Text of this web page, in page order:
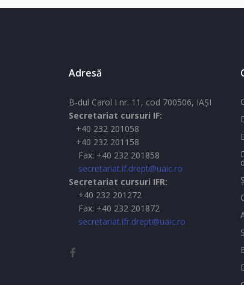
Adresă
B-dul Carol I nr. 11, cod 700506, IAŞI
Secretariat cursuri IF:
+40 232 201058
+40 232 201158
Fax: +40 232 201858
secretariat.if.drept@uaic.ro
Secretariat cursuri IFR:
+40 232 201272
Fax: +40 232 201872
secretariat.ifr.drept@uaic.ro